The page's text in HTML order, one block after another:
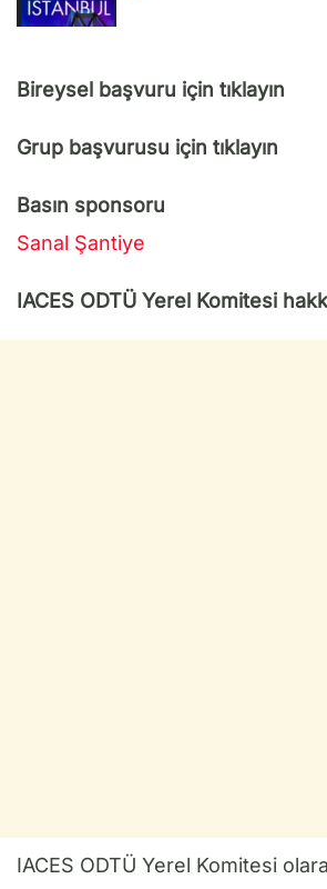
Bireysel başvuru için tıklayın
Grup başvurusu için tıklayın
Basın sponsoru
Sanal Şantiye
IACES ODTÜ Yerel Komitesi
IACES ODTÜ Yerel Komitesi